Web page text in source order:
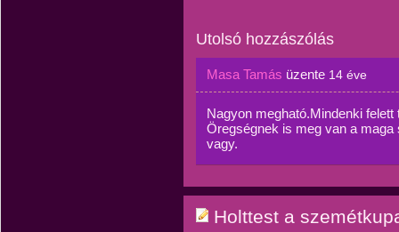
Utolsó hozzászólás
Masa Tamás üzente 14 éve
Nagyon megható.Mindenki
Öregségnek is meg van a
vagy.
Holttest a